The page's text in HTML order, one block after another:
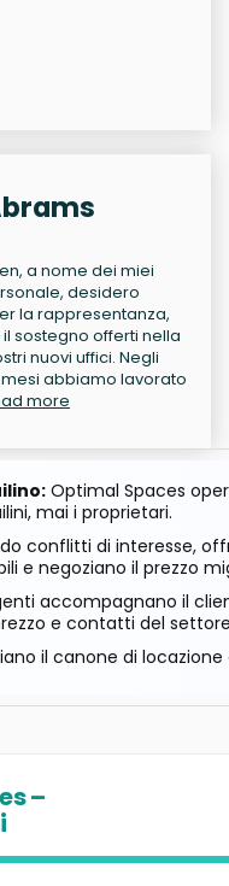
a nome dei miei
desidero
la rappresentanza,
sostegno offerti nella
nuovi uffici. Negli
abbiamo lavorato
more
Optimal Spaces
mai i proprietari.
conflitti di interesse,
e negoziano il prezzo
accompagnano il
e contatti del
il canone di
–